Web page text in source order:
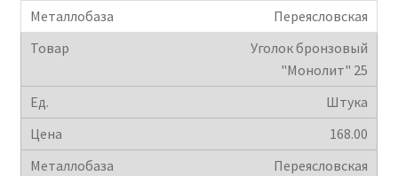
Переясловская
Уголок бронзовый
"Монолит" 25
Штука
168.00
Переясловская